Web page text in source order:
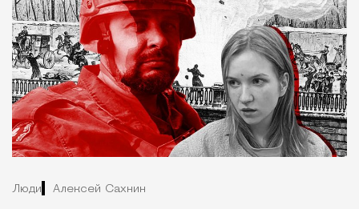
Люди Алексей Сахнин